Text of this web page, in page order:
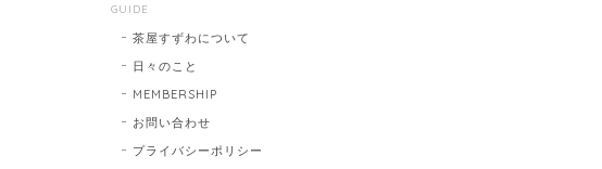
GUIDE
茶屋すずわについて
日々のこと
MEMBERSHIP
お問い合わせ
プライバシーポリシー